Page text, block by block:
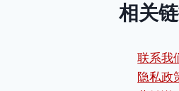
相关
联系我
隐私政